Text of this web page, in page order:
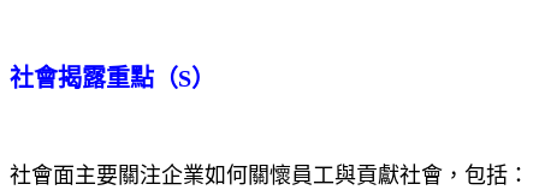
社會揭露重點（S）
社會面主要關注企業如何關懷員工與貢獻社會，包括：